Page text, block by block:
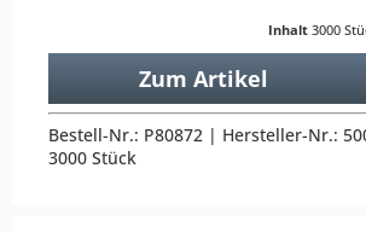
Inhalt 3000
Zum Artikel
Bestell-Nr.: P80872 | Hersteller-Nr.:
3000 Stück